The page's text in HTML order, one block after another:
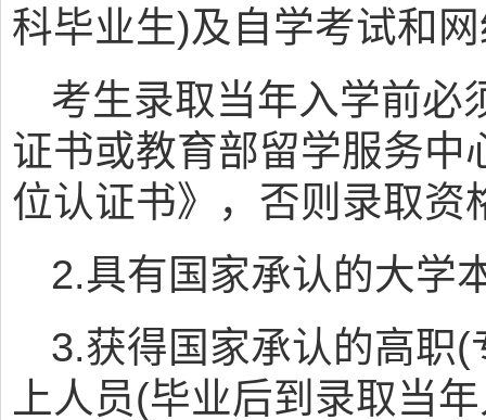
科毕业生)及自学考试和
考生录取当年入学前必
证书或教育部留学服务中
位认证书》，否则录取资
2.具有国家承认的大学
3.获得国家承认的高职
上人员(毕业后到录取当